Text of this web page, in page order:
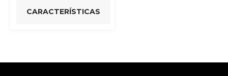
CARACTERÍSTICAS